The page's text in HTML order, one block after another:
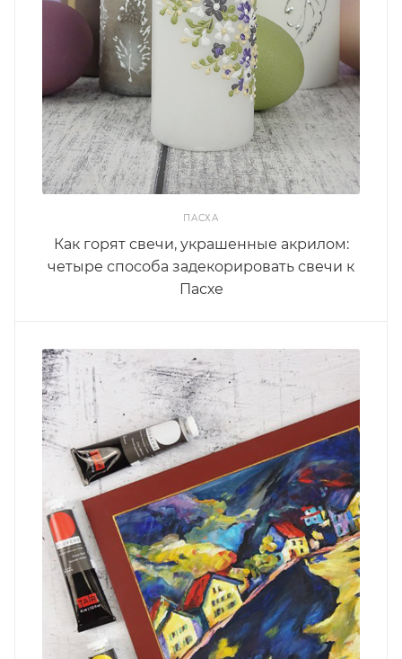
ПАСХА
Как горят свечи, украшенные акрилом:
четыре способа задекорировать свечи к
Пасхе